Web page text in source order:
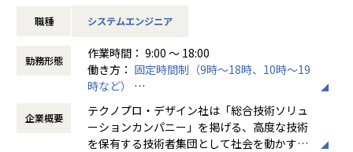
促進し、エンジニア一人ひとりの専門性向上と高付加価値化
テクノプロ・デザイン社は、自動車・航空機・ロボットとい
ったモノづくりやIT領域の開発を高度な技術で支援するプロ
フェッショナル集団です。
職種 システムエンジニア
勤務形態
作業時間： 9:00 ～ 18:00
働き方： 固定時間制（9時～18時、10時～19
時など）
時間外労働の有無： 有（月平均20時間）
休憩時間： 60分
企業概要
テクノプロ・デザイン社は「総合技術ソリュ
ーションカンパニー」を掲げる、高度な技術
を保有する技術者集団として社会を動かすこ